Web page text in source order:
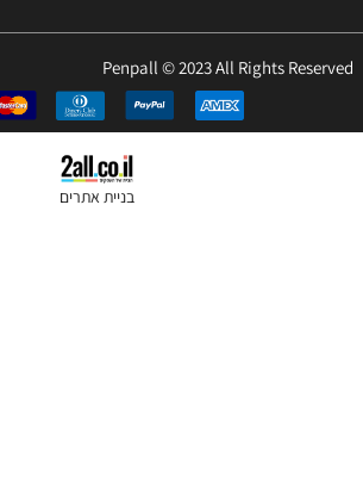
Penpall © 2023 All Rights
בניית אתרים